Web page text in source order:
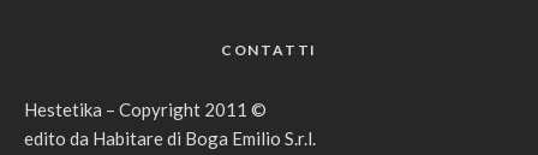
CONTATTI
Hestetika – Copyright 2011 ©
edito da Habitare di Boga Emilio S.r.l.